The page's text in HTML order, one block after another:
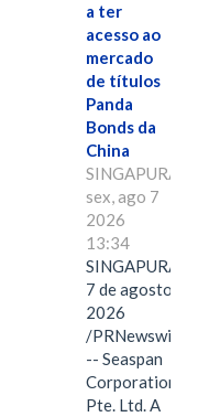
a ter
acesso ao
mercado
de títulos
Panda
Bonds da
China
SINGAPURA,
sex, ago 7
2026
13:34
SINGAPURA,
7 de agosto de
2026
/PRNewswire/
-- Seaspan
Corporation
Pte. Ltd. A